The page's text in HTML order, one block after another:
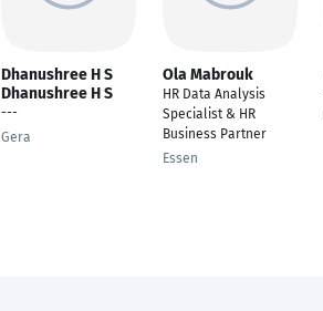
Dhanushree H S
Dhanushree H S
---
Gera
Ola Mabrouk
HR Data Analysis
Specialist & HR
Business Partner
Essen